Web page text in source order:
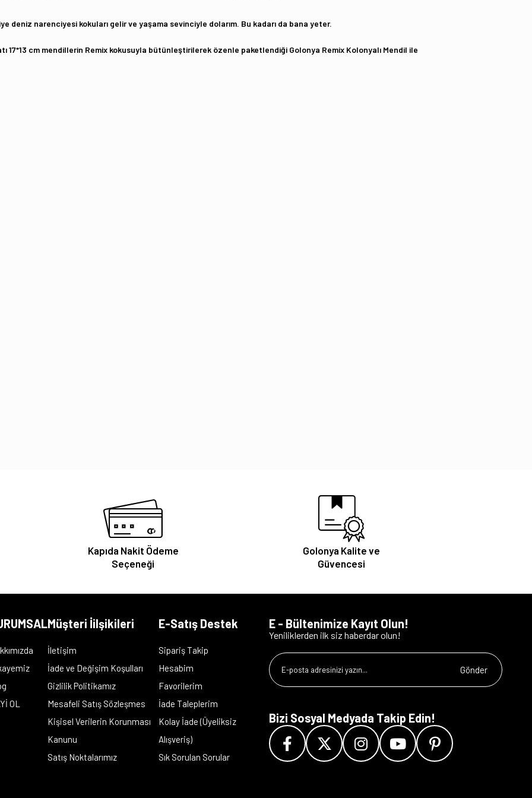
deniz narenciyesi kokuları gelir ve yaşama sevinciyle dolarım. Bu kadarı da bana yeter.
17*13 cm mendillerin Remix kokusuyla bütünleştirilerek özenle paketlendiği Golonya Remix Kolonyalı Mendil ile
Kapıda Nakit Ödeme
Seçeneği
Golonya Kalite ve
Güvencesi
OL
Müşteri İilşikileri
İletişim
İade ve Değişim Koşulları
Gizlilik Politikamız
Mesafeli Satış Sözleşmes
Kişisel Verilerin Korunması
Kanunu
Satış Noktalarımız
E-Satış Destek
Sipariş Takip
Hesabim
Favorilerim
İade Taleplerim
Kolay İade (Üyeliksiz
Alışveriş)
Sık Sorulan Sorular
E - Bültenimize Kayıt Olun!
Yeniliklerden ilk siz haberdar olun!
Gönder
Bizi Sosyal Medyada Takip Edin!